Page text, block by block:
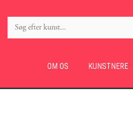
OM OS KUNSTNERE